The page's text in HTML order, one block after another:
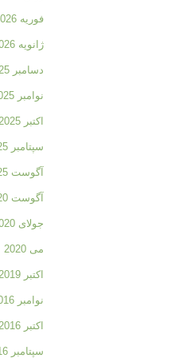
فوریه 2026
ژانویه 2026
دسامبر 2025
نوامبر 2025
اکتبر 2025
سپتامبر 2025
آگوست 2025
آگوست 2020
جولای 2020
می 2020
اکتبر 2019
نوامبر 2016
اکتبر 2016
سپتامبر 2016